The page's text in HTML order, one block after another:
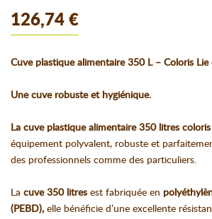
126,74 €
Cuve plastique alimentaire 350 L – Coloris Lie
Une cuve robuste et hygiénique.
La cuve plastique alimentaire 350 litres
équipement polyvalent, robuste et
des professionnels comme des particuliers.
La cuve 350 litres est fabriquée en
(PEBD), elle bénéficie d’une excellente